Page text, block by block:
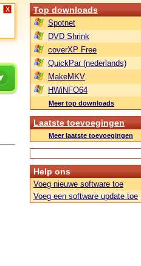
X Top downloads
Spotnet
DVD Shrink
coverXP Free
QuickPar (nederlands)
MakeMKV
HWiNFO64
Meer top downloads
Laatste toevoegingen
Meer laatste toevoegingen
Help ons
Voeg nieuwe software toe
Voeg een software update toe